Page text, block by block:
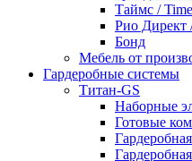
Таймс /
Рио Директ
Бонд
Мебель от
Гардеробные системы
Титан-GS
Наборные
Готовые